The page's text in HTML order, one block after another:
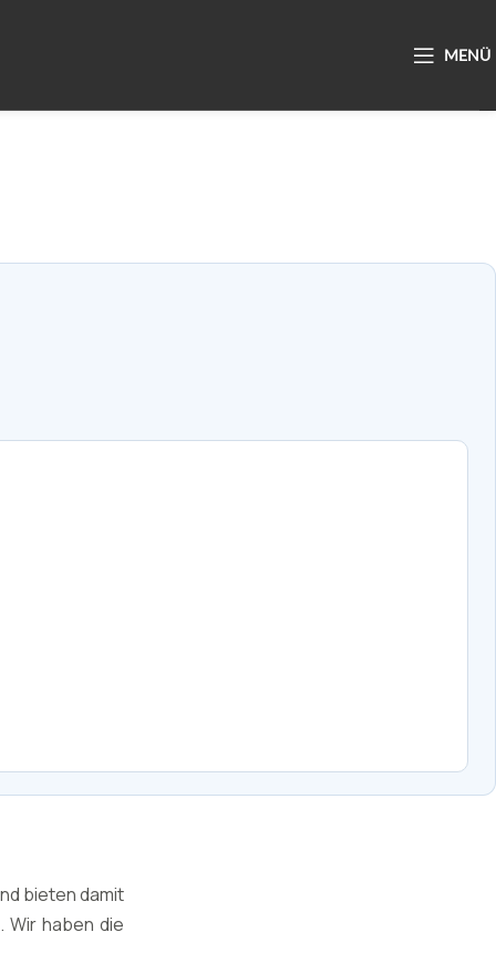
bieten damit
Wir haben die